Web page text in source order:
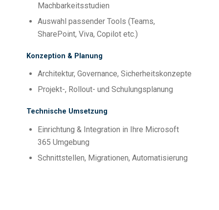
Machbarkeitsstudien
Auswahl passender Tools (Teams,
SharePoint, Viva, Copilot etc.)
Konzeption & Planung
Architektur, Governance, Sicherheitskonzepte
Projekt-, Rollout- und Schulungsplanung
Technische Umsetzung
Einrichtung & Integration in Ihre Microsoft
365 Umgebung
Schnittstellen, Migrationen, Automatisierung